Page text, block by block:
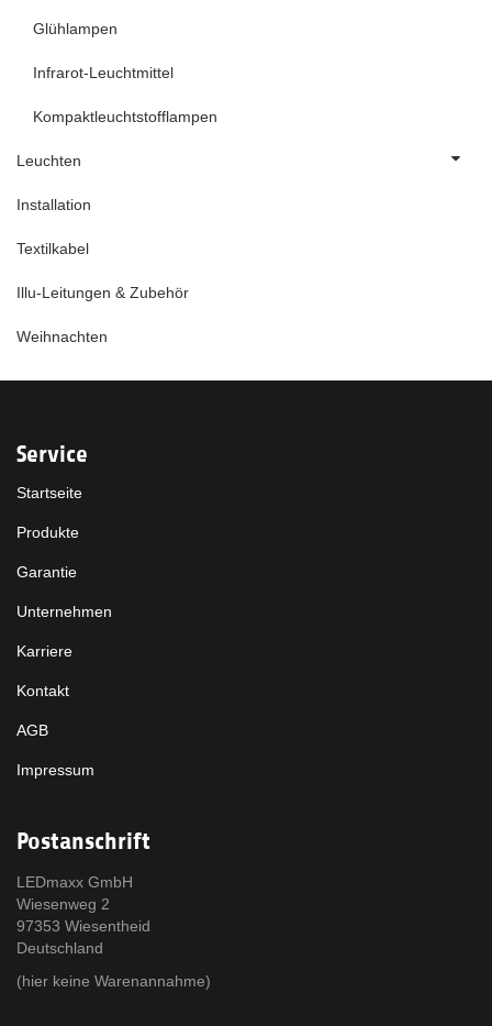
Glühlampen
Infrarot-Leuchtmittel
Kompaktleuchtstofflampen
Leuchten
Installation
Textilkabel
Illu-Leitungen & Zubehör
Weihnachten
Service
Startseite
Produkte
Garantie
Unternehmen
Karriere
Kontakt
AGB
Impressum
Postanschrift
LEDmaxx GmbH
Wiesenweg 2
97353 Wiesentheid
Deutschland
(hier keine Warenannahme)